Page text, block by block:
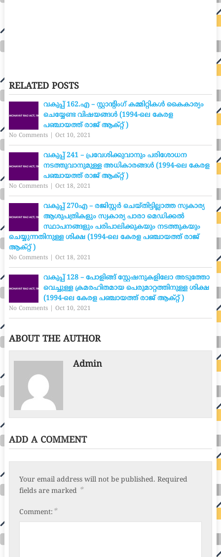
RELATED POSTS
വകുപ്പ് 162.എ – സ്റ്റാന്റിംഗ് കമ്മിറ്റികൾ കൈകാര്യം
ചെയ്യേണ്ട വിഷയങ്ങൾ (1994-ലെ കേരള
പഞ്ചായത്ത് രാജ് ആക്റ്റ് )
No Comments| Oct 10, 2021
വകുപ്പ് 241 – പ്രവേശിക്കുവാനും പരിശോധന
നടത്തുവാനുമുള്ള അധികാരങ്ങൾ (1994-ലെ കേരള
പഞ്ചായത്ത് രാജ് ആക്റ്റ് )
No Comments| Oct 18, 2021
വകുപ്പ് 270എ – രജിസ്റ്റർ ചെയ്തിട്ടില്ലാത്ത സ്വകാര്യ
ആശുപത്രികളും സ്വകാര്യ പാരാ മെഡിക്കൽ
സ്ഥാപനങ്ങളും പരിപാലിക്കുകയും നടത്തുകയും
ചെയ്യുന്നതിനുള്ള ശിക്ഷ (1994-ലെ കേരള പഞ്ചായത്ത് രാജ്
ആക്റ്റ് )
No Comments| Oct 18, 2021
വകുപ്പ് 128 – പോളിങ്ങ് സ്റ്റേഷനുകളിലോ അടുത്തോ
വെച്ചുള്ള ക്രമരഹിതമായ പെരുമാറ്റത്തിനുള്ള ശിക്ഷ
(1994-ലെ കേരള പഞ്ചായത്ത് രാജ് ആക്റ്റ് )
No Comments| Oct 10, 2021
ABOUT THE AUTHOR
Admin
ADD A COMMENT
Your email address will not be published. Required
fields are marked *
Comment: *